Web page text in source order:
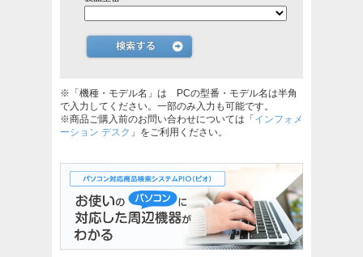
※「機種・モデル名」は PCの型番・モデル名は半角
で入力してください。一部のみ入力も可能です。
※商品ご購入前のお問い合わせについては「インフォメ
ーション デスク 」をご利用ください。